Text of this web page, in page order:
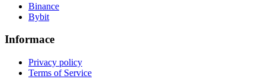
Binance
Bybit
Informace
Privacy policy
Terms of Service